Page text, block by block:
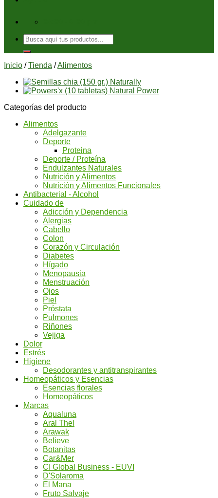
Buscar
por:
Inicio / Tienda /Alimentos
Categorías del producto
Alimentos
Adelgazante
Deporte
Proteina
Deporte / Proteína
Endulzantes Naturales
Nutrición y Alimentos
Nutrición y Alimentos Funcionales
Antibacterial - Alcohol
Cuidado de
Adicción y Dependencia
Alergias
Cabello
Colon
Corazón y Circulación
Diabetes
Hígado
Menopausia
Menstruación
Ojos
Piel
Próstata
Pulmones
Riñones
Vejiga
Dolor
Estrés
Higiene
Desodorantes y antitranspirantes
Homeopáticos y Esencias
Esencias florales
Homeopáticos
Marcas
Aqualuna
Aral Thel
Arawak
Believe
Botanitas
Car&Mer
CI Global Business - EUVI
D'Solaroma
El Mana
Fruto Salvaje